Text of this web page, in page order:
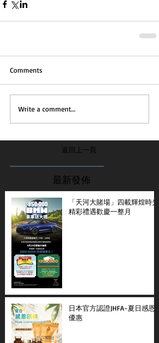
Comments
Write a comment...
返回上一頁
...............................................................
最新發佈
「天河大賭場」四載輝煌時光
精彩禮遇歡慶一整月
日本官方認證JHFA-夏日感恩
優惠